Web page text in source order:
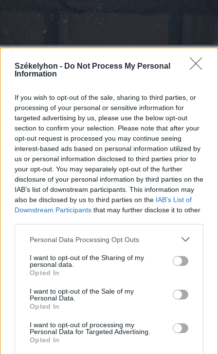
Székelyhon - Do Not Process My Personal
Information
If you wish to opt-out of the sale, sharing to third parties, or
processing of your personal or sensitive information for
targeted advertising by us, please use the below opt-out
section to confirm your selection. Please note that after your
opt-out request is processed you may continue seeing
interest-based ads based on personal information utilized by
us or personal information disclosed to third parties prior to
your opt-out. You may separately opt-out of the further
disclosure of your personal information by third parties on the
IAB’s list of downstream participants. This information may
also be disclosed by us to third parties on the IAB’s List of
Downstream Participants that may further disclose it to other
Personal Data Processing Opt Outs
I want to opt-out of the Sharing of my
personal data.
Opted In
I want to opt-out of the Sale of my
Personal Data.
Opted In
I want to opt-out of processing my
Personal Data for Targeted Advertising.
Opted In
2026. augusztus 08., szombat
Viharos nap elé nézünk
Székelyföldön
2026. augusztus 08., szombat
Már több mint száz településen
országszerte